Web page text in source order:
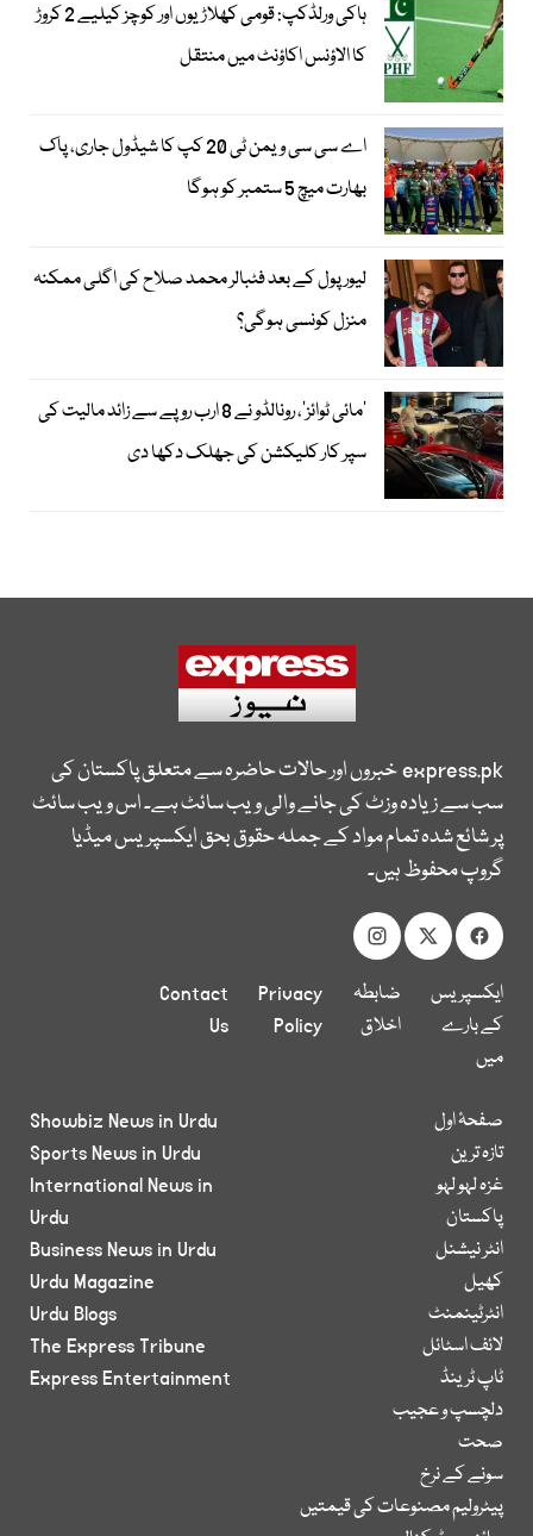
ہاکی ورلڈکپ: قومی کھلاڑیوں اور کوچز کیلیے 2 کروڑ
کا الاؤنس اکاؤنٹ میں منتقل
اے سی سی ویمن ٹی 20 کپ کا شیڈول جاری، پاک
بھارت میچ 5 ستمبر کو ہوگا
لیور پول کے بعد فٹبالر محمد صلاح کی اگلی ممکنہ
منزل کونسی ہوگی؟
’مائی ٹوائز‘، رونالڈو نے 8 ارب روپے سے زائد مالیت کی
سپر کار کلیکشن کی جھلک دکھا دی
express.pkخبروں اور حالات حاضرہ سے متعلق پاکستان کی
سب سے زیادہ وزٹ کی جانے والی ویب سائٹ ہے۔ اس ویب سائٹ
پر شائع شدہ تمام مواد کے جملہ حقوق بحق ایکسپریس میڈیا
گروپ محفوظ ہیں۔
ایکسپریس
کے بارے
میں
ضابطہ
اخلاق
Privacy
Policy
Contact
Us
صفحۂ اول
تازہ ترین
غزہ لہو لہو
پاکستان
انٹر نیشنل
کھیل
انٹرٹینمنٹ
لائف اسٹائل
ٹاپ ٹرینڈ
دلچسپ و عجیب
صحت
سونے کے نرخ
پیٹرولیم مصنوعات کی قیمتیں
Showbiz News in Urdu
Sports News in Urdu
International News in
Urdu
Business News in Urdu
Urdu Magazine
Urdu Blogs
The Express Tribune
Express Entertainment